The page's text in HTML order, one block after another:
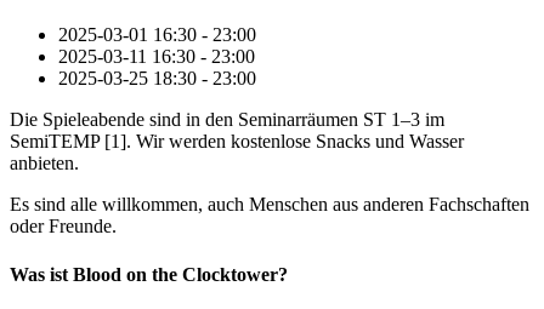
2025-03-01 16:30 - 23:00
2025-03-11 16:30 - 23:00
2025-03-25 18:30 - 23:00
Die Spieleabende sind in den Seminarräumen ST 1–3 im
SemiTEMP [1]. Wir werden kostenlose Snacks und Wasser
anbieten.
Es sind alle willkommen, auch Menschen aus anderen Fachschaften
oder Freunde.
Was ist Blood on the Clocktower?